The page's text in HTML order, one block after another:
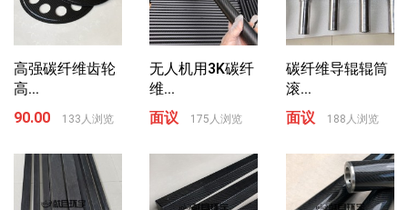
高强碳纤维齿轮
高...
90.00
133人浏览
无人机用3K碳纤
维...
面议
175人浏览
碳纤维导辊辊筒
滚...
面议
188人浏览